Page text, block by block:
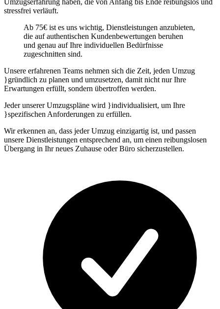
stressfrei verläuft.
Ab 75€ ist es uns wichtig, Dienstleistungen anzubieten,
die auf authentischen Kundenbewertungen beruhen
und genau auf Ihre individuellen Bedürfnisse
zugeschnitten sind.
Unsere erfahrenen Teams nehmen sich die Zeit, jeden Umzug
}gründlich zu planen und umzusetzen, damit nicht nur Ihre
Erwartungen erfüllt, sondern übertroffen werden.
Jeder unserer Umzugspläne wird }individualisiert, um Ihre
}spezifischen Anforderungen zu erfüllen.
Wir erkennen an, dass jeder Umzug einzigartig ist, und passen
unsere Dienstleistungen entsprechend an, um einen reibungslosen
Übergang in Ihr neues Zuhause oder Büro sicherzustellen.